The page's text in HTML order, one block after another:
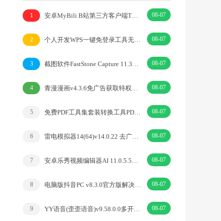
1 安卓MyBili B站第三方客户端TV版v1.6.9 08-07
2 个人开发WPS一键免登录工具无需登录账号 08-07
3 截图软件FastStone Capture 11.3中文绿色版 08-07
4 青漫漫画v4.3.6免广告获取特权重制修复版 08-07
5 免费PDF工具集套装转换工具PDFgear v2.1.18 08-07
6 雷电模拟器14(64)v14.0.22 去广告绿色纯净版 08-07
7 安卓乐秀视频编辑器AI 11.0.5.5去广告解锁VIP版 08-07
8 电脑版抖音PC v8.3.0官方版解决网页切换烦恼 08-07
9 YY语音(歪歪语音)v9.58.0.0多开去广告绿色版 08-07